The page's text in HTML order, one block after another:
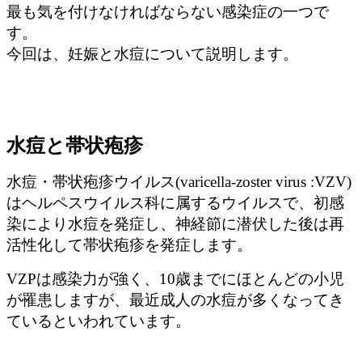
最も気を付けなければならない感染症の一つで
す。
今回は、妊娠と水痘について説明します。
水痘と帯状疱疹
水痘・帯状疱疹ウイルス(varicella-zoster virus :VZV)
はヘルペスウイルス科に属するウイルスで、初感
染により水痘を発症し、神経節に潜伏した後は再
活性化して帯状疱疹を発症します。
VZPは感染力が強く、10歳までにほとんどの小児
が罹患しますが、最近成人の水痘が多くなってき
ているといわれています。